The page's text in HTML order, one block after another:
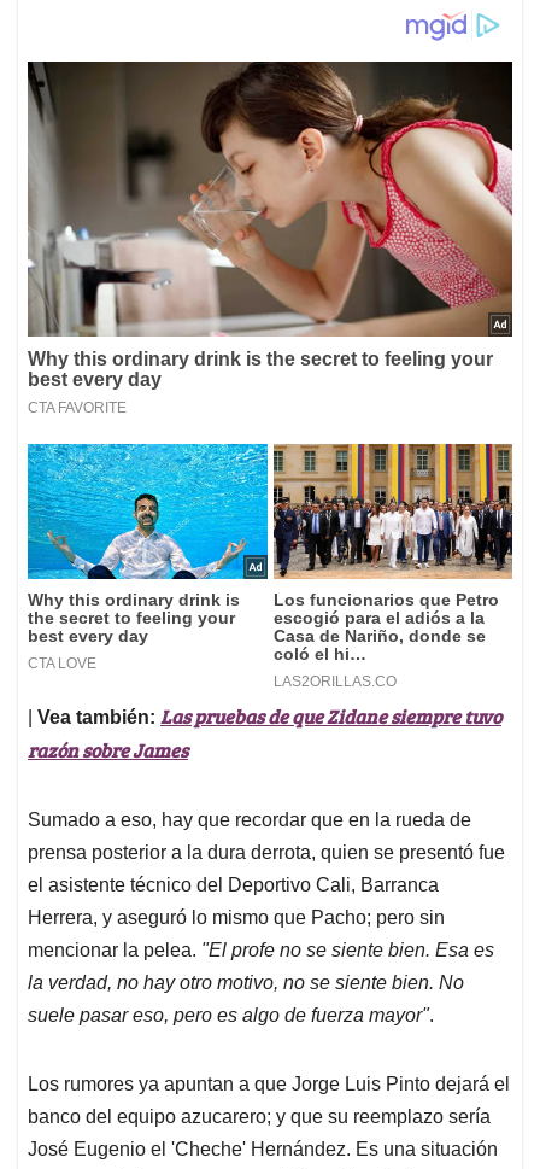
Vea también: Las pruebas de que Zidane siempre tuvo
razón sobre James
Sumado a eso, hay que recordar que en la rueda de
prensa posterior a la dura derrota, quien se presentó fue
el asistente técnico del Deportivo Cali, Barranca
Herrera, y aseguró lo mismo que Pacho; pero sin
mencionar la pelea. "El profe no se siente bien. Esa es
la verdad, no hay otro motivo, no se siente bien. No
suele pasar eso, pero es algo de fuerza mayor".
Los rumores ya apuntan a que Jorge Luis Pinto dejará el
banco del equipo azucarero; y que su reemplazo sería
José Eugenio el 'Cheche' Hernández. Es una situación